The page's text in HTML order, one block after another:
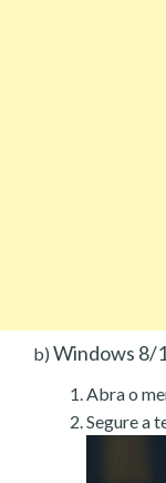
b) Windows 8/
Abra o
Segure a